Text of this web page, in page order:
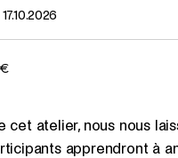
cet atelier, nous nous
apprendront à